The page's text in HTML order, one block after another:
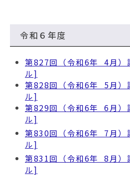
令和６年度
第827回（令和6年 4月）
ル]
第828回（令和6年 5月）
ル]
第829回（令和6年 6月）
ル]
第830回（令和6年 7月）
ル]
第831回（令和6年 8月）
ル]